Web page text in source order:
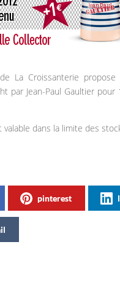
La Croissanterie
par Jean-Paul Gaultier
dans la limite des
pinterest